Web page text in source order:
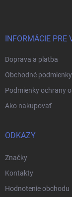
INFORMÁCIE PRE
Doprava a platba
Obchodné podmienky
Podmienky ochrany
Ako nakupovať
ODKAZY
Značky
Kontakty
Hodnotenie obchodu